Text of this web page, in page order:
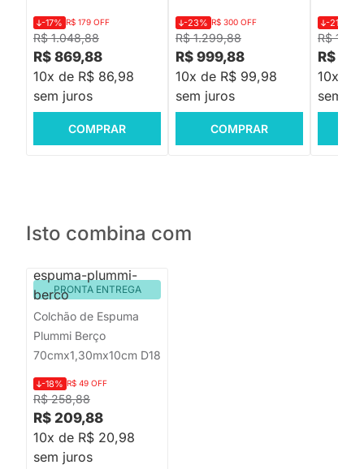
R$ 1.048,88
-17% R$ 179 OFF
R$ 869,88
10x de R$ 86,98
sem juros
COMPRAR
R$ 1.299,88
-23% R$ 300 OFF
R$ 999,88
10x de R$ 99,98
sem juros
COMPRAR
R$
-21%
R$
10x de
sem
Isto combina com
PRONTA ENTREGA
Colchão de Espuma
Plummi Berço
70cmx1,30mx10cm D18
R$ 258,88
-18% R$ 49 OFF
R$ 209,88
10x de R$ 20,98
sem juros